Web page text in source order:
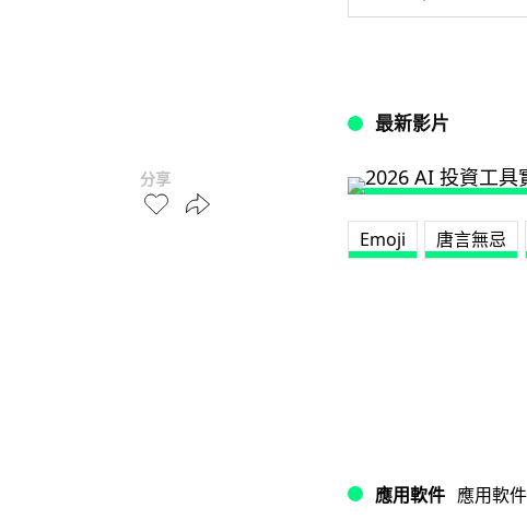
分享
最新影片
Emoji 唐言無忌
應用軟件 應用軟件